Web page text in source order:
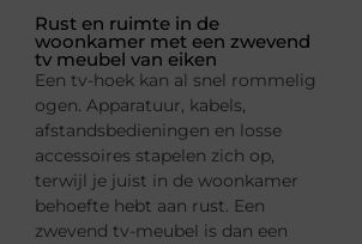
Rust en ruimte in de
woonkamer met een zwevend
tv meubel van eiken
Een tv-hoek kan al snel rommelig
ogen. Apparatuur, kabels,
afstandsbedieningen en losse
accessoires stapelen zich op,
terwijl je juist in de woonkamer
behoefte hebt aan rust. Een
zwevend tv-meubel is dan een